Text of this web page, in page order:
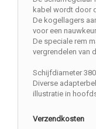
kabel wordt door
De kogellagers
voor een
De speciale rem
vergrendelen van
Schijfdiameter
Diverse
illustratie in
Verzendkosten